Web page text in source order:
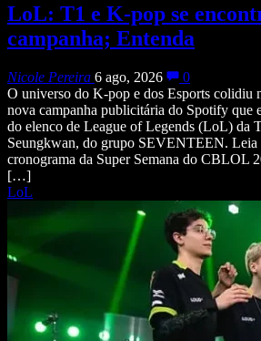
LoL: T1 e K-pop se
campanha; Entenda
Nicole Pereira 6 ago, 2026
0
O universo do K-pop e dos Esports colidiu
nova campanha publicitária do Spotify que
do elenco de League of Legends (LoL) da
Seungkwan, do grupo SEVENTEEN.
cronograma da Super Semana do CBLOL
[…]
LoL